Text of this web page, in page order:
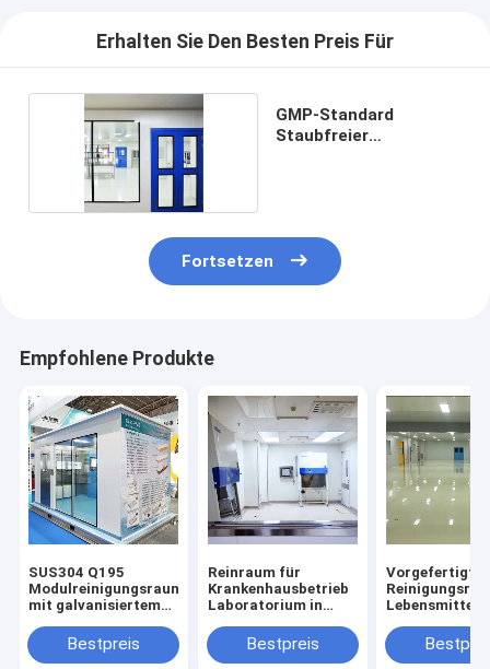
Erhalten Sie Den Besten Preis Für
GMP-Standard
Staubfreier
Fortsetzen
Empfohlene Produkte
SUS304 Q195
Modulreinigungsraum
mit galvanisiertem
Bestpreis
Reinraum für
Krankenhausbetrieb
Laboratorium in
Bestpreis
Vorgefertigte
Lebensmittel-
SUS201
Board Panel